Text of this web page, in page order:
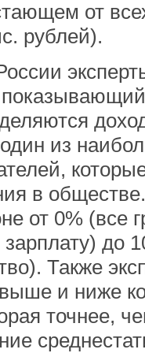
от
рублей).
из
в
от 0% (все
до
Также
и ниже
точнее,